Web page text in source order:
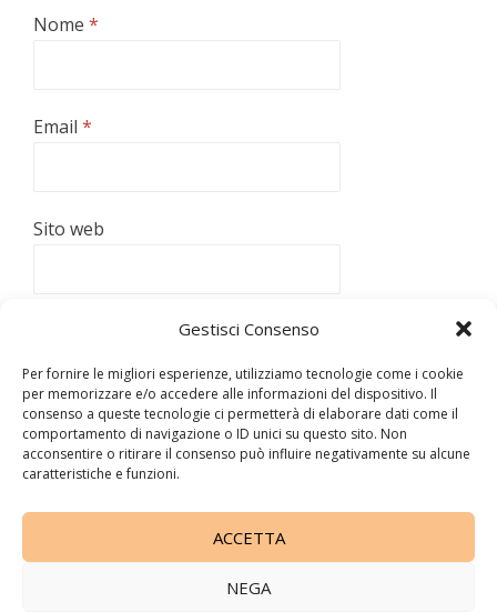
Gestisci Consenso
Per fornire le migliori esperienze, utilizziamo tecnologie come i cookie
per memorizzare e/o accedere alle informazioni del dispositivo. Il
consenso a queste tecnologie ci permetterà di elaborare dati come il
comportamento di navigazione o ID unici su questo sito. Non
acconsentire o ritirare il consenso può influire negativamente su alcune
caratteristiche e funzioni.
ACCETTA
NEGA
Nome *
Email *
Sito web
Questo sito utilizza Akismet per ridurre lo spam.Scopri
come vengono elaborati i dati derivati dai commenti.
La cacciatrice di storie